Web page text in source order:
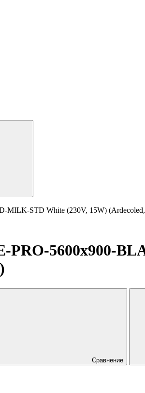
MILK-STD White (230V, 15W) (Ardecoled,
PRO-5600x900-
Сравнение